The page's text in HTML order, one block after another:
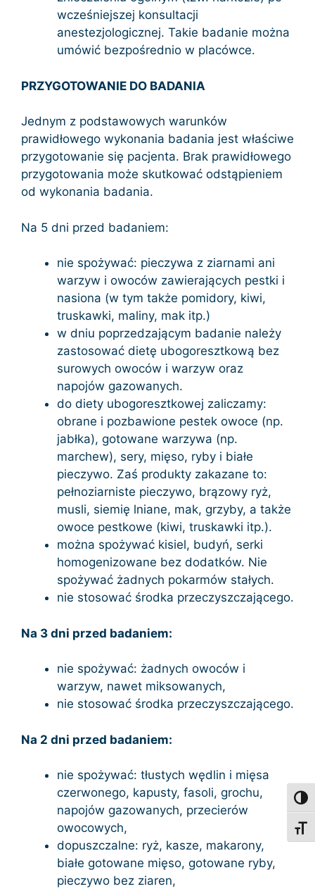
wcześniejszej konsultacji
anestezjologicznej. Takie badanie można
umówić bezpośrednio w placówce.
PRZYGOTOWANIE DO BADANIA
Jednym z podstawowych warunków
prawidłowego wykonania badania jest właściwe
przygotowanie się pacjenta. Brak prawidłowego
przygotowania może skutkować odstąpieniem
od wykonania badania.
Na 5 dni przed badaniem:
nie spożywać: pieczywa z ziarnami ani
warzyw i owoców zawierających pestki i
nasiona (w tym także pomidory, kiwi,
truskawki, maliny, mak itp.)
w dniu poprzedzającym badanie należy
zastosować dietę ubogoresztkową bez
surowych owoców i warzyw oraz
napojów gazowanych.
do diety ubogoresztkowej zaliczamy:
obrane i pozbawione pestek owoce (np.
jabłka), gotowane warzywa (np.
marchew), sery, mięso, ryby i białe
pieczywo. Zaś produkty zakazane to:
pełnoziarniste pieczywo, brązowy ryż,
musli, siemię lniane, mak, grzyby, a także
owoce pestkowe (kiwi, truskawki itp.).
można spożywać kisiel, budyń, serki
homogenizowane bez dodatków. Nie
spożywać żadnych pokarmów stałych.
nie stosować środka przeczyszczającego.
Na 3 dni przed badaniem:
nie spożywać: żadnych owoców i
warzyw, nawet miksowanych,
nie stosować środka przeczyszczającego.
Na 2 dni przed badaniem:
nie spożywać: tłustych wędlin i mięsa
czerwonego, kapusty, fasoli, grochu,
napojów gazowanych, przecierów
owocowych,
dopuszczalne: ryż, kasze, makarony,
białe gotowane mięso, gotowane ryby,
pieczywo bez ziaren,